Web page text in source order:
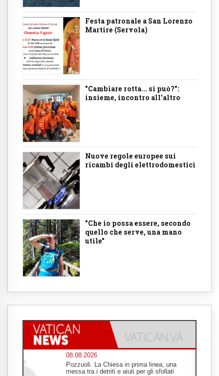
Festa patronale a San Lorenzo
Martire (Servola)
"Cambiare rotta... si può?":
insieme, incontro all'altro
Nuove regole europee sui
ricambi degli elettrodomestici
"Che io possa essere, secondo
quello che serve, una mano
utile"
08.08.2026
Pozzuoli. La Chiesa in prima linea, una
messa tra i detriti e aiuti per gli sfollati